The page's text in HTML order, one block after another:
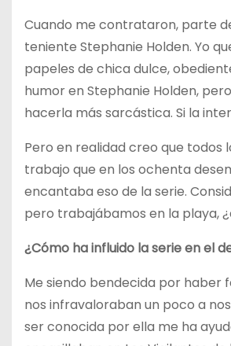
Cuando me contrataron, parte
teniente Stephanie Holden. Yo
papeles de chica dulce,
humor en Stephanie Holden,
hacerla más sarcástica. Si la
Pero en realidad creo que todos
trabajo que en los ochenta
encantaba eso de la serie.
pero trabajábamos en la playa,
¿Cómo ha influido la serie en el
Me siendo bendecida por haber
nos infravaloraban un poco a
ser conocida por ella me ha